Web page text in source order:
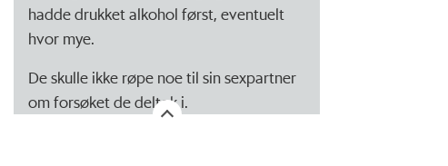
hadde drukket alkohol først, eventuelt
hvor mye.
De skulle ikke røpe noe til sin sexpartner
om forsøket de deltok i.